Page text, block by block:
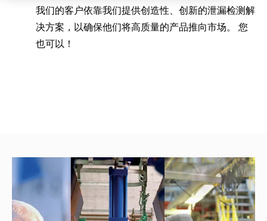
我们的客户依靠我们提供创造性、创新的泄漏检测解
决方案，以确保他们将高质量的产品推向市场。 您
也可以！